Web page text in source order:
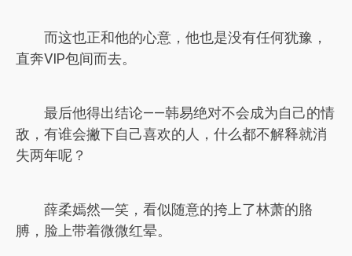
而这也正和他的心意，他也是没有任何犹豫，
直奔VIP包间而去。
最后他得出结论——韩易绝对不会成为自己的情
敌，有谁会撇下自己喜欢的人，什么都不解释就消
失两年呢？
薛柔嫣然一笑，看似随意的挎上了林萧的胳
膊，脸上带着微微红晕。